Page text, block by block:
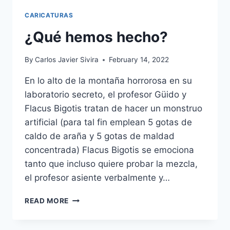
CARICATURAS
¿Qué hemos hecho?
By Carlos Javier Sivira February 14, 2022
En lo alto de la montaña horrorosa en su
laboratorio secreto, el profesor Güido y
Flacus Bigotis tratan de hacer un monstruo
artificial (para tal fin emplean 5 gotas de
caldo de araña y 5 gotas de maldad
concentrada) Flacus Bigotis se emociona
tanto que incluso quiere probar la mezcla,
el profesor asiente verbalmente y…
READ MORE ¿QUÉ